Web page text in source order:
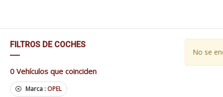
FILTROS DE COCHES
0 Vehículos que coinciden
Marca : OPEL
No se